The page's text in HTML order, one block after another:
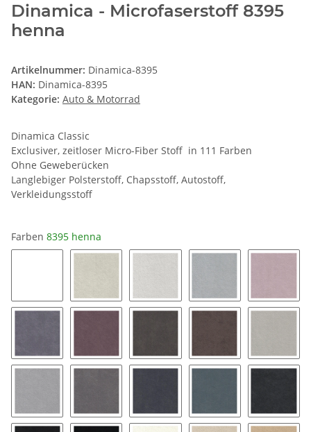
Dinamica - Microfaserstoff 8395
henna
Artikelnummer: Dinamica-8395
HAN: Dinamica-8395
Kategorie: Auto & Motorrad
Dinamica Classic
Exclusiver, zeitloser Micro-Fiber Stoff in 111 Farben
Ohne Geweberücken
Langlebiger Polsterstoff, Chapsstoff, Autostoff,
Verkleidungsstoff
Farben 8395 henna
0019 snow white8401 ice 8462 silver grey9032 platinum9141
9154 coal 9153 mauve 9176 taupe 9177 String 9118
9211 silver 9087 stone grey9058 pewter9182 twilight9189